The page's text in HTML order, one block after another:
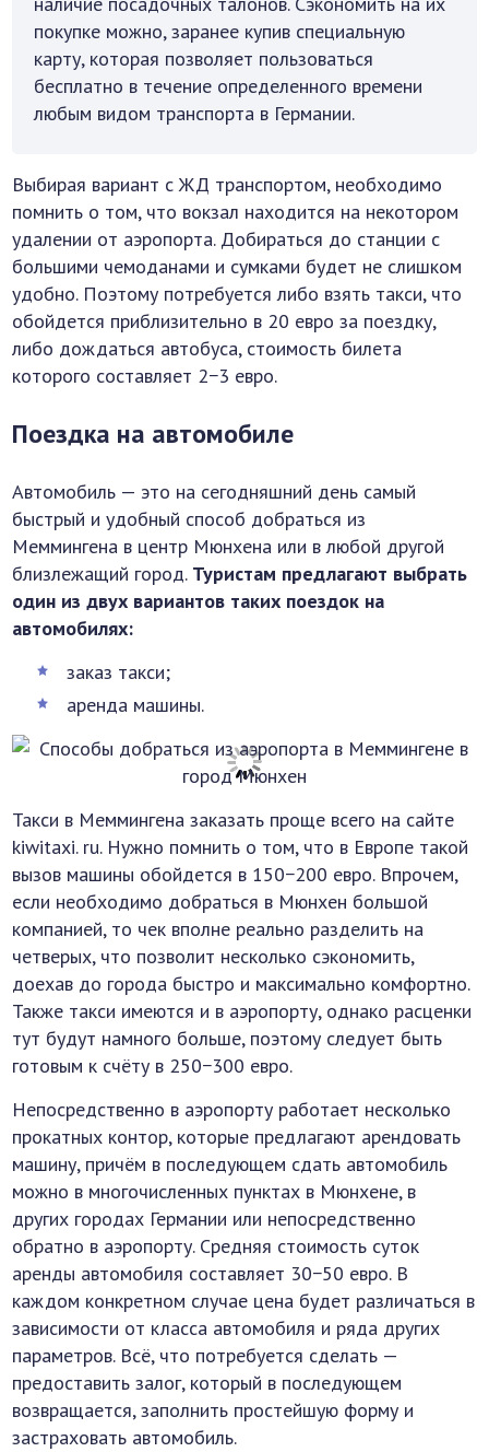
покупке можно, заранее купив специальную
карту, которая позволяет пользоваться
бесплатно в течение определенного времени
любым видом транспорта в Германии.
Выбирая вариант с ЖД транспортом, необходимо
помнить о том, что вокзал находится на некотором
удалении от аэропорта. Добираться до станции с
большими чемоданами и сумками будет не слишком
удобно. Поэтому потребуется либо взять такси, что
обойдется приблизительно в 20 евро за поездку,
либо дождаться автобуса, стоимость билета
которого составляет 2−3 евро.
Поездка на автомобиле
Автомобиль — это на сегодняшний день самый
быстрый и удобный способ добраться из
Меммингена в центр Мюнхена или в любой другой
близлежащий город. Туристам предлагают выбрать
один из двух вариантов таких поездок на
автомобилях:
заказ такси;
аренда машины.
Такси в Меммингена заказать проще всего на сайте
kiwitaxi. ru. Нужно помнить о том, что в Европе такой
вызов машины обойдется в 150−200 евро. Впрочем,
если необходимо добраться в Мюнхен большой
компанией, то чек вполне реально разделить на
четверых, что позволит несколько сэкономить,
доехав до города быстро и максимально комфортно.
Также такси имеются и в аэропорту, однако расценки
тут будут намного больше, поэтому следует быть
готовым к счёту в 250−300 евро.
Непосредственно в аэропорту работает несколько
прокатных контор, которые предлагают арендовать
машину, причём в последующем сдать автомобиль
можно в многочисленных пунктах в Мюнхене, в
других городах Германии или непосредственно
обратно в аэропорту. Средняя стоимость суток
аренды автомобиля составляет 30−50 евро. В
каждом конкретном случае цена будет различаться в
зависимости от класса автомобиля и ряда других
параметров. Всё, что потребуется сделать —
предоставить залог, который в последующем
возвращается, заполнить простейшую форму и
застраховать автомобиль.